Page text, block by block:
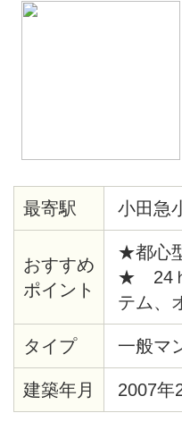
最寄駅 小田急
おすすめ
ポイント
★都心
★ 24ｈ
テム、
給湯、
ション
時間
ス、エ
タイプ 一般マ
建築年月 2007